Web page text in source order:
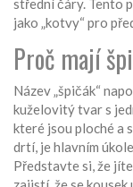
střední čáry. Tento
jako „kotvy“ pro
Proč mají
Název „špičák“
kuželovitý tvar s
které jsou ploché a
drtí, je hlavním
Představte si, že